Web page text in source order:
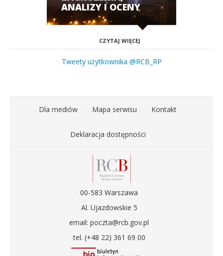
ANALIZY I OCENY
CZYTAJ WIĘCEJ
Tweety użytkownika @RCB_RP
Dla mediów Mapa serwisu Kontakt
Deklaracja dostępności
00-583 Warszawa
Al. Ujazdowskie 5
email: poczta@rcb.gov.pl
tel. (+48 22) 361 69 00